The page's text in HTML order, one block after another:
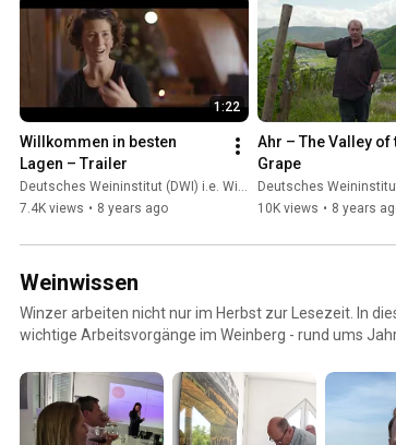
1:22
Willkommen in besten
Lagen – Trailer
Deutsches Weininstitut (DWI) i.e. Wines of Germany
7.4K views • 8 years ago
Ahr – The Valley of
Grape
Deutsches Weininstitut (DWI)
10K views • 8 years
Weinwissen
Winzer arbeiten nicht nur im Herbst zur Lesezeit. In
wichtige Arbeitsvorgänge im Weinberg - rund ums